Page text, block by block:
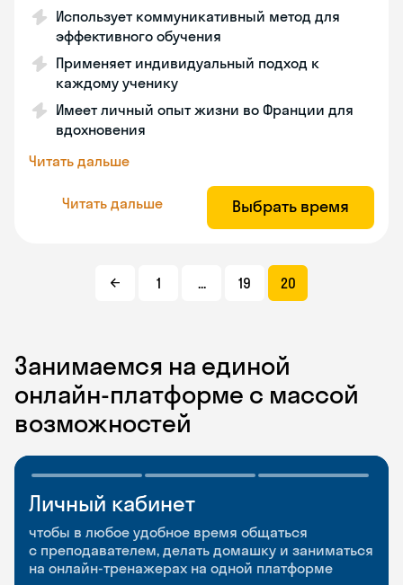
Использует коммуникативный метод для
эффективного обучения
Применяет индивидуальный подход к
каждому ученику
Имеет личный опыт жизни во Франции для
вдохновения
Читать дальше
Читать дальше Выбрать время
1 ... 19 20
Занимаемся на единой
онлайн-платформе с массой
возможностей
Личный кабинет
чтобы в любое удобное время общаться
с преподавателем, делать домашку и заниматься
на онлайн-тренажерах на одной платформе
Мобильное
приложение
чтобы заниматься и изучать новые слова где
и когда удобно
Разговорные клубы
и Talks
Групповые занятия для разговорной практики
и индивидуальные встречи с преподавателями